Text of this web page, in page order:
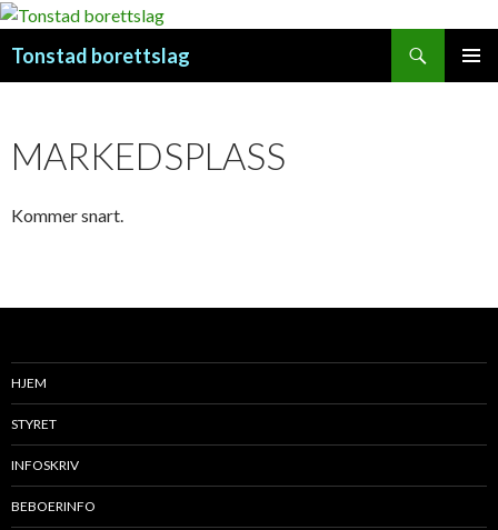
Tonstad borettslag
MARKEDSPLASS
Kommer snart.
HJEM
STYRET
INFOSKRIV
BEBOERINFO